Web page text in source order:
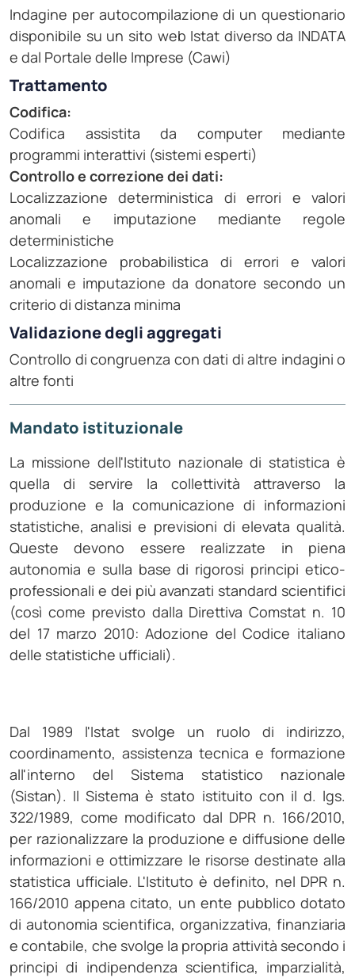
Indagine per autocompilazione di un questionario
disponibile su un sito web Istat diverso da INDATA
e dal Portale delle Imprese (Cawi)
Trattamento
Codifica:
Codifica assistita da computer mediante
programmi interattivi (sistemi esperti)
Controllo e correzione dei dati:
Localizzazione deterministica di errori e valori
anomali e imputazione mediante regole
deterministiche
Localizzazione probabilistica di errori e valori
anomali e imputazione da donatore secondo un
criterio di distanza minima
Validazione degli aggregati
Controllo di congruenza con dati di altre indagini o
altre fonti
Mandato istituzionale
La missione dell'Istituto nazionale di statistica è
quella di servire la collettività attraverso la
produzione e la comunicazione di informazioni
statistiche, analisi e previsioni di elevata qualità.
Queste devono essere realizzate in piena
autonomia e sulla base di rigorosi principi etico-
professionali e dei più avanzati standard scientifici
(così come previsto dalla Direttiva Comstat n. 10
del 17 marzo 2010: Adozione del Codice italiano
delle statistiche ufficiali).
Dal 1989 l'Istat svolge un ruolo di indirizzo,
coordinamento, assistenza tecnica e formazione
all'interno del Sistema statistico nazionale
(Sistan). Il Sistema è stato istituito con il d. lgs.
322/1989, come modificato dal DPR n. 166/2010,
per razionalizzare la produzione e diffusione delle
informazioni e ottimizzare le risorse destinate alla
statistica ufficiale. L'Istituto è definito, nel DPR n.
166/2010 appena citato, un ente pubblico dotato
di autonomia scientifica, organizzativa, finanziaria
e contabile, che svolge la propria attività secondo i
principi di indipendenza scientifica, imparzialità,